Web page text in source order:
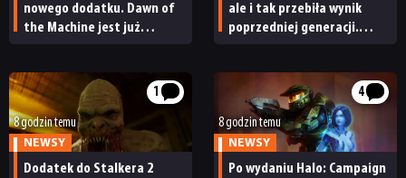
nowego dodatku. Dawn of
the Machine jest już
ale i tak przebiła wynik
poprzedniej generacji.
1
8 godzin temu
NEWSY
Dodatek do Stalkera 2
4
8 godzin temu
NEWSY
Po wydaniu Halo: Campaign